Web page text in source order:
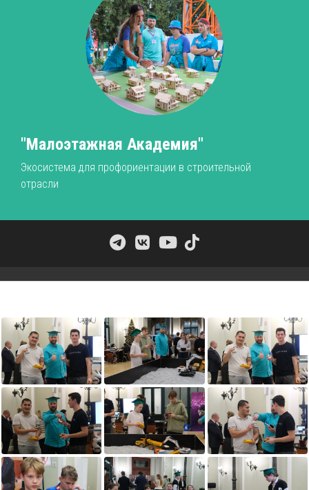
"Малоэтажная Академия"
Экосистема для профориентации в строительной
отрасли